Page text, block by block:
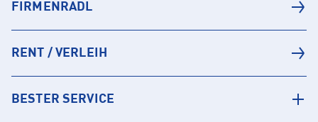
FIRMENRADL
RENT / VERLEIH
BESTER SERVICE